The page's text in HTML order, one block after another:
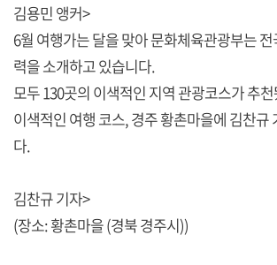
김용민 앵커>
6월 여행가는 달을 맞아 문화체육관광부는
력을 소개하고 있습니다.
모두 130곳의 이색적인 지역 관광코스가 추
이색적인 여행 코스, 경주 황촌마을에 김찬규
다.
김찬규 기자>
(장소: 황촌마을 (경북 경주시))